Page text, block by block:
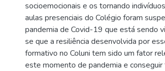
socioemocionais e os tornando
aulas presenciais do Colégio foram
pandemia de Covid-19 que está sendo
se que a resiliência desenvolvida por
formativo no Coluni tem sido um fator
este momento de pandemia e